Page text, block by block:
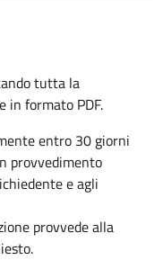
tutta la
in formato PDF.
entro 30 giorni
provvedimento
e agli
provvede alla